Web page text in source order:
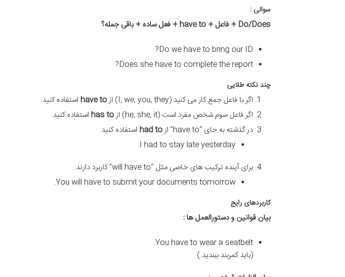
سوالی :
Do/Does + فاعل + have to +
فعل ساده + باقی جمله؟
Do we have to bring our ID?
Does she have to complete the report?
چند نکته طلایی
اگر با فاعل جمع کار می کنید (I, we, you, they) از have to استفاده کنید.
اگر فاعل سوم شخص مفرد است (he, she, it) از
has to استفاده کنید.
در گذشته به جای “have to” از
had to استفاده کنید.
I had to stay late yesterday.
برای آینده ترکیب های خاصی مثل “will have to” کاربرد دارند.
You will have to submit your documents tomorrow.
کاربردهای رایج
بیان قوانین و دستورالعمل ها :
You have to wear a seatbelt.
(باید کمربند ببندید.)